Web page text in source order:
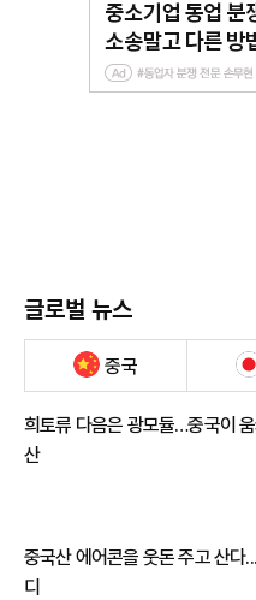
글로벌 뉴스
중국
희토류 다음은 광모듈…중국이
산
중국산 에어콘을 웃돈 주고 산다
디